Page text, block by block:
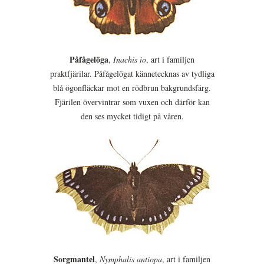
Påfågelöga, Inachis io, art i familjen
praktfjärilar. Påfågelögat kännetecknas av tydliga
blå ögonfläckar mot en rödbrun bakgrundsfärg.
Fjärilen övervintrar som vuxen och därför kan
den ses mycket tidigt på våren.
Sorgmantel, Nymphalis antiopa, art i familjen